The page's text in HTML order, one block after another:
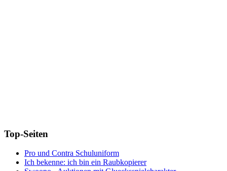
Top-Seiten
Pro und Contra Schuluniform
Ich bekenne: ich bin ein Raubkopierer